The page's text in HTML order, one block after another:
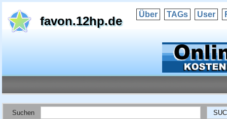
favon.12hp.de Über TAGs User
Suchen